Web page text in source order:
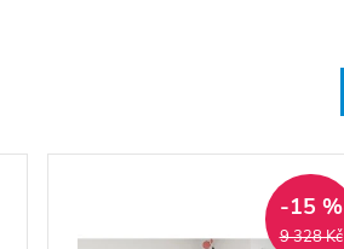
9 328 Kč
-15 %